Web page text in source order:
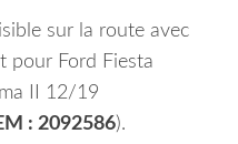
sur la route avec
pour Ford Fiesta
II 12/19
: 2092586).